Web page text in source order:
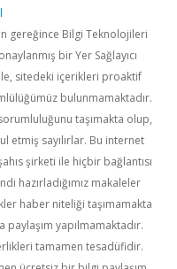
gereğince Bilgi Teknolojileri
bir Yer Sağlayıcı
sitedeki içerikleri proaktif
bulunmamaktadır.
taşımakta olup,
etmiş sayılırlar. Bu internet
şirketi ile hiçbir bağlantısı
hazırladığımız makaleler
haber niteliği taşımamakta
yapılmamaktadır.
tamamen tesadüfidir.